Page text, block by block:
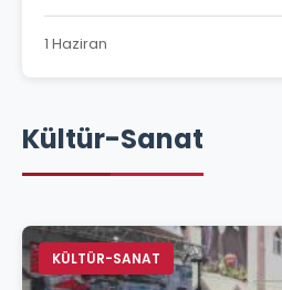
1 Haziran
Kültür-Sanat
KÜLTÜR-SANAT